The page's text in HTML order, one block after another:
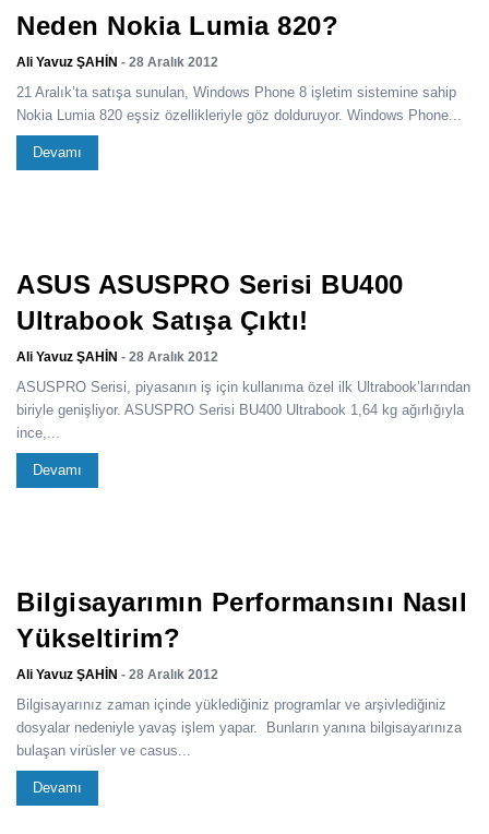
Neden Nokia Lumia 820?
Ali Yavuz ŞAHİN - 28 Aralık 2012
21 Aralık’ta satışa sunulan, Windows Phone 8 işletim sistemine sahip
Nokia Lumia 820 eşsiz özellikleriyle göz dolduruyor. Windows Phone...
Devamı
ASUS ASUSPRO Serisi BU400
Ultrabook Satışa Çıktı!
Ali Yavuz ŞAHİN - 28 Aralık 2012
ASUSPRO Serisi, piyasanın iş için kullanıma özel ilk Ultrabook’larından
biriyle genişliyor. ASUSPRO Serisi BU400 Ultrabook 1,64 kg ağırlığıyla
ince,...
Devamı
Bilgisayarımın Performansını Nasıl
Yükseltirim?
Ali Yavuz ŞAHİN - 28 Aralık 2012
Bilgisayarınız zaman içinde yüklediğiniz programlar ve arşivlediğiniz
dosyalar nedeniyle yavaş işlem yapar. Bunların yanına bilgisayarınıza
bulaşan virüsler ve casus...
Devamı